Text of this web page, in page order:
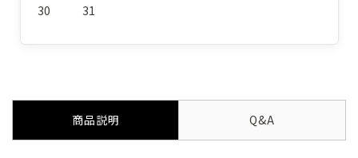
30 31
商品説明 Q&A